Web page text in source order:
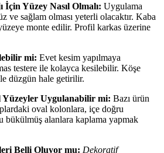
Yüzey Nasıl Olmalı: Uygulama
ve sağlam olması yeterli olacaktır. Kaba
monte edilir. Profil karkas üzerine
mi: Evet kesim yapılmaya
testere ile kolayca kesilebilir. Köşe
düzgün hale getirilir.
Uygulanabilir mi: Bazı ürün
oval kolonlara, içe doğru
bükülmüş alanlara kaplama yapmak
Belli Oluyor mu: Dekoratif